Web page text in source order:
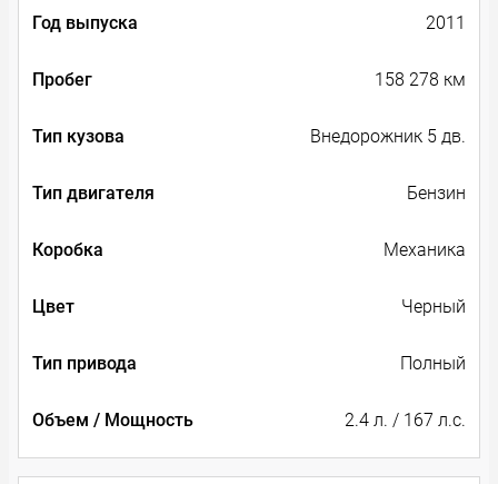
Год выпуска 2011
Пробег 158 278 км
Тип кузова Внедорожник 5 дв.
Тип двигателя Бензин
Коробка Механика
Цвет Черный
Тип привода Полный
Объем / Мощность 2.4 л. / 167 л.с.